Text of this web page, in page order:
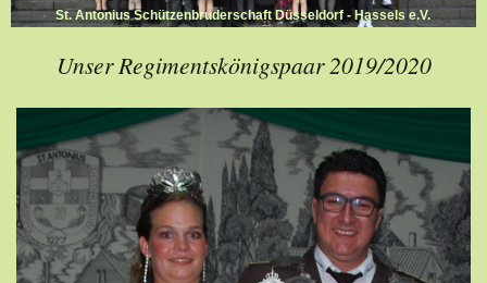
St. Antonius Schützenbruderschaft Düsseldorf - Hassels e.V.
Unser Regimentskönigspaar 2019/2020